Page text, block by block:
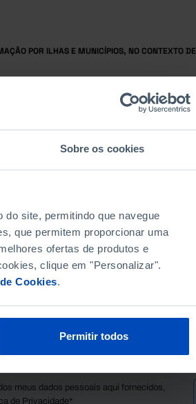
Sobre os cookies
site, permitindo que navegue
que permitem proporcionar uma
ofertas de produtos e
clique em "Personalizar".
Cookies.
Permitir todos
POR ILHAS E MUNICÍPIOS, NO CONTEXTO DE
DA FUNDAÇÃO
meus dados pessoais aqui fornecidos,
de Privacidade*